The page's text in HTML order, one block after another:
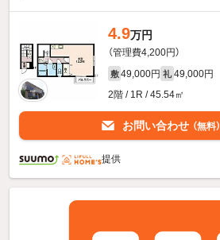
4.9万円
（管理費4,200円）
敷 49,000円 礼 49,000円
2階 / 1R / 45.54㎡
お問い合わせ （無料）
提供